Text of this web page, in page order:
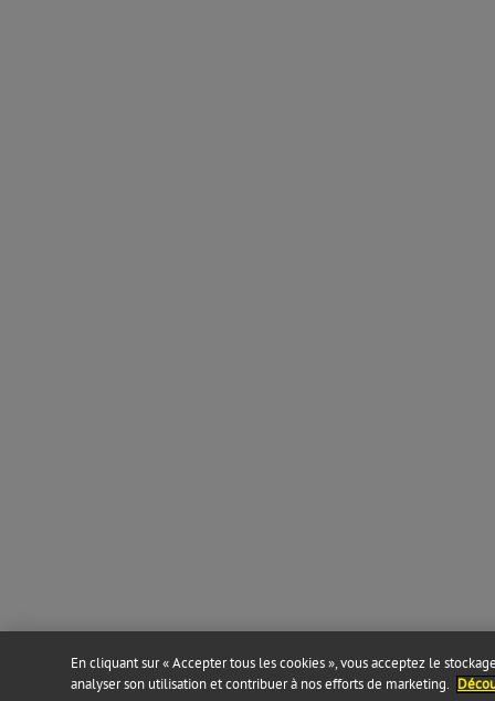
En cliquant sur « Accepter tous les cookies », vous acceptez le
analyser son utilisation et contribuer à nos efforts de marketing.